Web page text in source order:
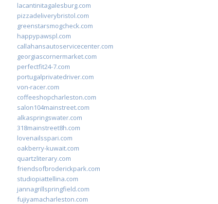
lacantinitagalesburg.com
pizzadeliverybristol.com
greenstarsmogcheck.com
happypawspl.com
callahansautoservicecenter.com
georgiascornermarket.com
perfectfit24-7.com
portugalprivatedriver.com
von-racer.com
coffeeshopcharleston.com
salon104mainstreet.com
alkaspringswater.com
318mainstreet8h.com
lovenailsspari.com
oakberry-kuwait.com
quartzliterary.com
friendsofbroderickpark.com
studiopiattellina.com
jannagrillspringfield.com
fujiyamacharleston.com